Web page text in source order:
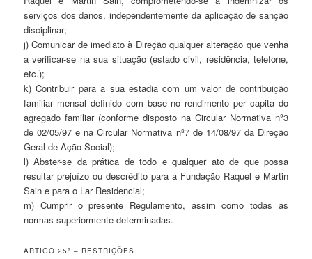
serviços dos danos, independentemente da aplicação de sanção
disciplinar;
j) Comunicar de imediato à Direção qualquer alteração que venha
a verificar-se na sua situação (estado civil, residência, telefone,
etc.);
k) Contribuir para a sua estadia com um valor de contribuição
familiar mensal definido com base no rendimento per capita do
agregado familiar (conforme disposto na Circular Normativa nº3
de 02/05/97 e na Circular Normativa nº7 de 14/08/97 da Direção
Geral de Ação Social);
l) Abster-se da prática de todo e qualquer ato de que possa
resultar prejuízo ou descrédito para a Fundação Raquel e Martin
Sain e para o Lar Residencial;
m) Cumprir o presente Regulamento, assim como todas as
normas superiormente determinadas.
ARTIGO 25º – RESTRIÇÕES